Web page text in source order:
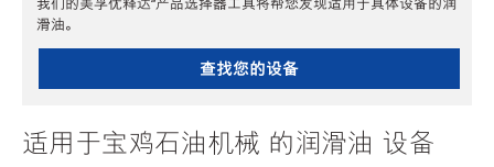
我们的美孚优释达℠产品选择器工具将帮您发现适用于具体设备的润
滑油。
查找您的设备
适用于宝鸡石油机械 的润滑油 设备